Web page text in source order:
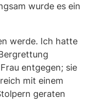
wurde es ein
werde. Ich hatte
entgegen; sie
mit einem
geraten